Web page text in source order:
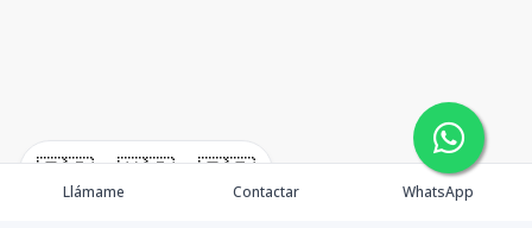
🇪🇸 🇺🇸 🇫🇷
Llámame Contactar WhatsApp